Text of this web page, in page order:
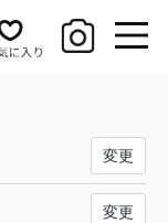
変更
変更